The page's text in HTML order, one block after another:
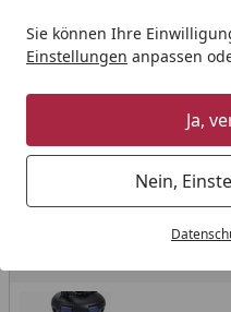
Sie können Ihre
Einstellungen anpassen
Ja,
Nein,
Startseite
Teichtechnik
Wählen Sie Ihre